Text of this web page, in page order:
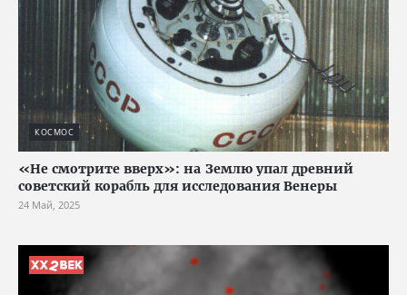
КОСМОС
«Не смотрите вверх»: на Землю упал древний
советский корабль для исследования Венеры
24 Май, 2025